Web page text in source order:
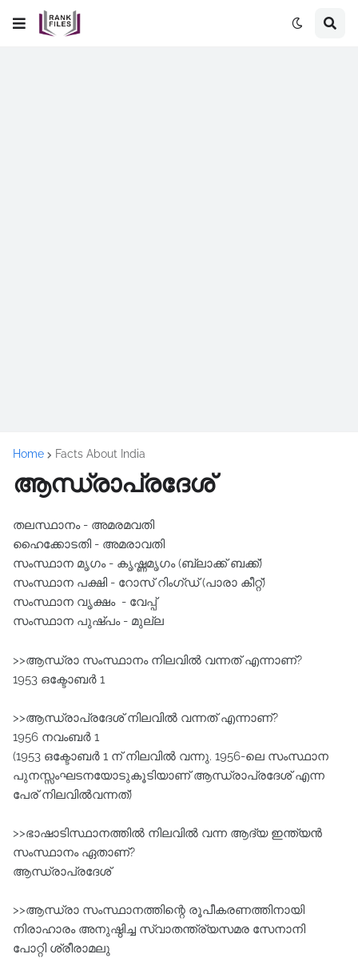
Home Facts About India
ആന്ധ്രാപ്രദേശ്‌
തലസ്ഥാനം - അമരമവതി
ഹൈക്കോടതി - അമരാവതി
സംസ്ഥാന മൃഗം - കൃഷ്ണമൃഗം (ബ്ലാക്ക്‌ ബക്ക്‌)
സംസ്ഥാന പക്ഷി - റോസ് റിംഗ്ഡ്‌ (പാരാ കീറ്റ്)
സംസ്ഥാന വൃക്ഷം - വേപ്പ്
സംസ്ഥാന പുഷ്പം - മുല്ല
>>ആന്ധ്രാ സംസ്ഥാനം നിലവില്‍ വന്നത്‌ എന്നാണ്?
1953 ഒക്ടോബര്‍ 1
>>ആന്ധ്രാപ്രദേശ്‌ നിലവില്‍ വന്നത്‌ എന്നാണ്?
1956 നവംബര്‍ 1
(1953 ഒക്ടോബര്‍ 1 ന്‌ നിലവില്‍ വന്നു. 1956-ലെ സംസ്ഥാന
പുനസ്സംഘടനയോടുകൂടിയാണ്‌ ആന്ധ്രാപ്രദേശ്‌ എന്ന
പേര്‌ നിലവില്‍വന്നത്‌)
>>ഭാഷാടിസ്ഥാനത്തില്‍ നിലവില്‍ വന്ന ആദ്യ ഇന്ത്യന്‍
സംസ്ഥാനം ഏതാണ്?
ആന്ധ്രാപ്രദേശ്‌
>>ആന്ധ്രാ‌ സംസ്ഥാനത്തിന്റെ രൂപീകരണത്തിനായി
നിരാഹാരം അനുഷ്ഠിച്ച സ്വാതന്ത്ര്യസമര സേനാനി
പോറ്റി ശ്രീരാമലു